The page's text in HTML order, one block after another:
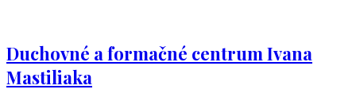
Duchovné a formačné centrum Ivana
Mastiliaka